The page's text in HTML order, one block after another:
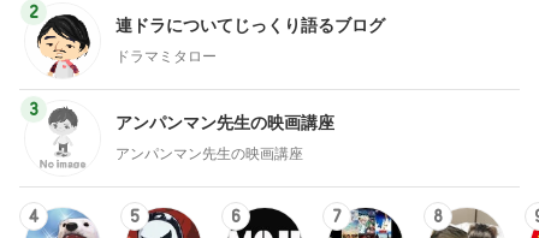
2
連ドラについてじっくり語るブログ
ドラマミタロー
3
アンパンマン先生の映画講座
アンパンマン先生の映画講座
4 5 6 7 8